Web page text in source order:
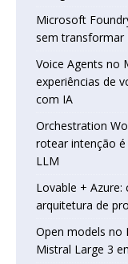
Microsoft
sem transformar
Voice Agents no
experiências de
com IA
Orchestration
rotear intenção
LLM
Lovable +
arquitetura de
Open models no
Mistral Large 3